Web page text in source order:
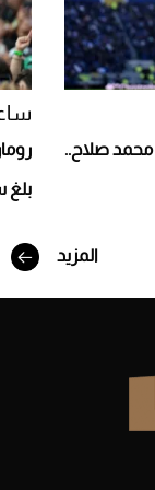
محمد صلاح..
بلغ
المزيد